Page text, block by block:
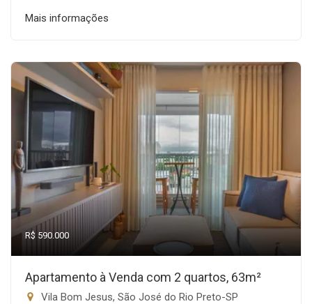
Mais informações
R$ 590.000
Apartamento à Venda com 2 quartos, 63m²
Vila Bom Jesus, São José do Rio Preto-SP